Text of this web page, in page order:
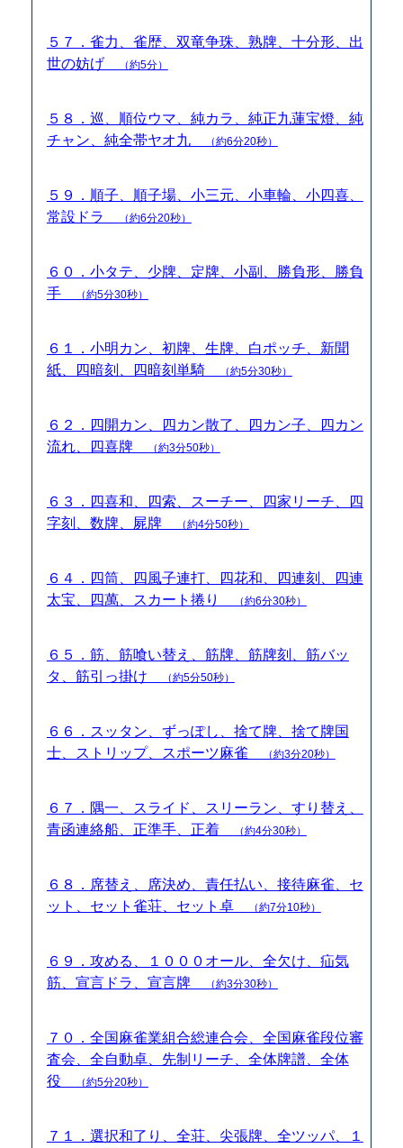
５７．雀力、雀歴、双竜争珠、熟牌、十分形、出
世の妨げ
（約5分）
５８．巡、順位ウマ、純カラ、純正九蓮宝燈、純
チャン、純全帯ヤオ九
（約6分20秒）
５９．順子、順子場、小三元、小車輪、小四喜、
常設ドラ
（約6分20秒）
６０．小タテ、少牌、定牌、小副、勝負形、勝負
手
（約5分30秒）
６１．小明カン、初牌、生牌、白ポッチ、新聞
紙、四暗刻、四暗刻単騎
（約5分30秒）
６２．四開カン、四カン散了、四カン子、四カン
流れ、四喜牌
（約3分50秒）
６３．四喜和、四索、スーチー、四家リーチ、四
字刻、数牌、屍牌
（約4分50秒）
６４．四筒、四風子連打、四花和、四連刻、四連
太宝、四萬、スカート捲り
（約6分30秒）
６５．筋、筋喰い替え、筋牌、筋牌刻、筋バッ
タ、筋引っ掛け
（約5分50秒）
６６．スッタン、ずっぽし、捨て牌、捨て牌国
士、ストリップ、スポーツ麻雀
（約3分20秒）
６７．隅一、スライド、スリーラン、すり替え、
青函連絡船、正準手、正着
（約4分30秒）
６８．席替え、席決め、責任払い、接待麻雀、セ
ット、セット雀荘、セット卓
（約7分10秒）
６９．攻める、１０００オール、全欠け、疝気
筋、宣言ドラ、宣言牌
（約3分30秒）
７０．全国麻雀業組合総連合会、全国麻雀段位審
査会、全自動卓、先制リーチ、全体牌譜、全体
役
（約5分20秒）
７１．選択和了り、全荘、尖張牌、全ツッパ、１